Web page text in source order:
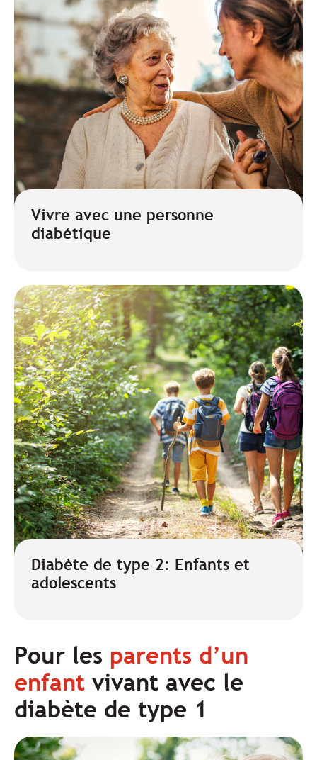
Vivre avec une personne
diabétique
Diabète de type 2: Enfants et
adolescents
Pour les parents d’un
enfant vivant avec le
diabète de type 1